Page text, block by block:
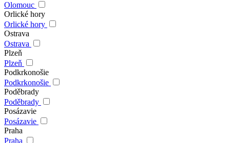
Olomouc
Orlické hory
Orlické hory
Ostrava
Ostrava
Plzeň
Plzeň
Podkrkonošie
Podkrkonošie
Poděbrady
Poděbrady
Posázavie
Posázavie
Praha
Praha